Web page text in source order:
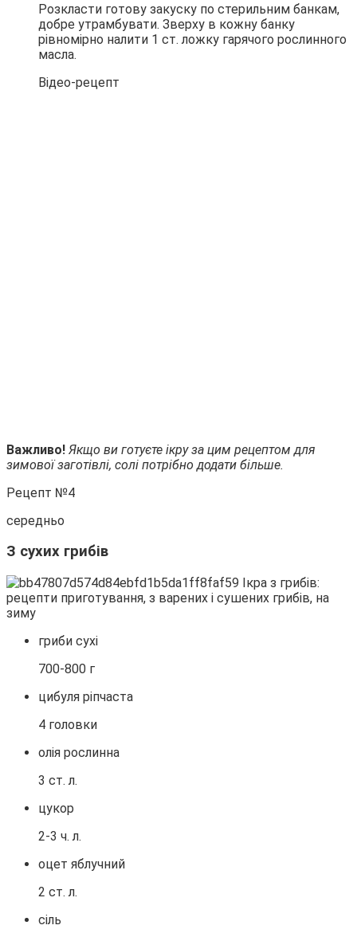
Розкласти готову закуску по стерильним банкам,
добре утрамбувати. Зверху в кожну банку
рівномірно налити 1 ст. ложку гарячого рослинного
масла.
Відео-рецепт
Важливо! Якщо ви готуєте ікру за цим рецептом для
зимової заготівлі, солі потрібно додати більше.
Рецепт №4
середньо
З сухих грибів
гриби сухі
700-800 г
цибуля ріпчаста
4 головки
олія рослинна
3 ст. л.
цукор
2-3 ч. л.
оцет яблучний
2 ст. л.
сіль